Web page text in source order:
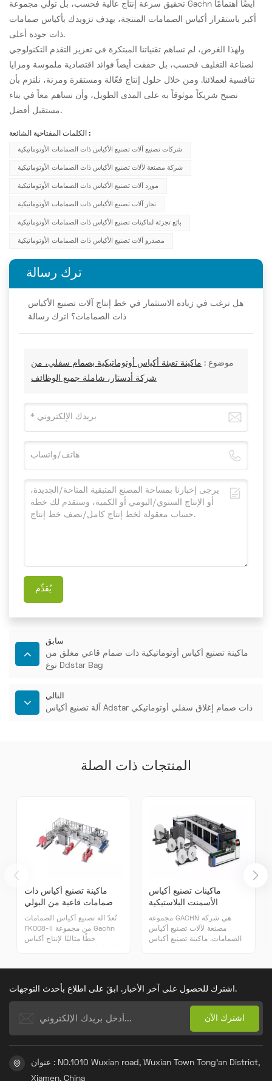
تحقيق سرعة إنتاج عالية فحسب، بل تولي مجموعة Gachn أيضًا اهتمامًا
أكبر باستقرار أكياس الصمامات المنتجة، بهدف تزويدك بأكياس صمامات
ذات جودة أعلى.
ولهذا الغرض، لم تساهم تقنياتنا المبتكرة في تعزيز التقدم التكنولوجي
لصناعة التغليف فحسب، بل حققت أيضاً فوائد اقتصادية ملموسة ومزايا
تنافسية لعملائنا. ومن خلال حلول إنتاج فعّالة ومستقرة ومرنة، نلتزم بأن
نصبح شريكاً موثوقاً به على المدى الطويل، وأن نساهم معاً في بناء
مستقبل أفضل.
الكلمات المفتاحية الشائعة :
شركات تصنيع آلات تصنيع الأكياس ذات الصمامات الأوتوماتيكية
شركة مصنعة لآلات تصنيع الأكياس ذات الصمامات الأوتوماتيكية
مورد آلات تصنيع الأكياس ذات الصمامات الأوتوماتيكية
تجار آلات تصنيع الأكياس ذات الصمامات الأوتوماتيكية
بائع تجزئة لماكينات تصنيع الأكياس ذات الصمامات الأوتوماتيكية
مصدرو آلات تصنيع الأكياس ذات الصمامات الأوتوماتيكية
ترك رسالة
هل ترغب في زيادة الاستثمار في خط إنتاج آلات تصنيع الأكياس
ذات الصمامات؟ اترك رسالة
موضوع : ماكينة تعبئة أكياس أوتوماتيكية بصمام سفلي، من
شركة أدستار، شاملة جميع الوظائف
يُقدِّم
سابق
ماكينة تصنيع أكياس أوتوماتيكية ذات صمام قاعي مغلق من
نوع Ddstar Bag
التالي
آلة تصنيع أكياس Adstar ذات صمام إغلاق سفلي أوتوماتيكي
المنتجات ذات الصلة
ماكينة تصنيع أكياس ذات
صمامات قاعية من البولي
بروبيلين المنسوج
تُعدّ آلة تصنيع أكياس الصمامات
FK008-II من مجموعة Gachn
خطًا مثاليًا لإنتاج أكياس
نتاجًا لتقنياتنا الأساسية وبراءات
اختراعنا. تُستخدم آلية تصنيع
الصناعات الكيميائية والإنشائية
ماكينات تصنيع أكياس
الأسمنت البلاستيكية
المنسوجة ذات الصمامات
الأوتوماتيكية بالكامل
مجموعة GACHN هي شركة
مصنعة لآلات تصنيع أكياس
الصمامات. ماكينة تصنيع أكياس
تتفوق على التقنيات الرائدة
الحالية.
اشترك للحصول على آخر الأخبار. ابقَ على اطلاع بأحدث التوجهات.
عنوان : NO.1010 Wuxian road, Wuxian Town Tong'an District,
Xiamen, China